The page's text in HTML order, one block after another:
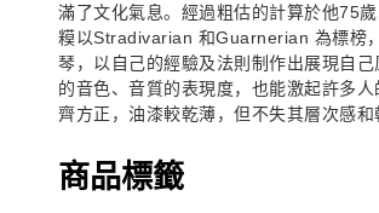
滿了文化氣息。經過粗估的計算於他75
糢以Stradivarian 和Guarnerian 為標榜
琴，以自己的經驗及法則制作出展現自
的音色、音質的表現度，也能激起許多
齊方正，油漆較乾薄，但不失其層次感和
商品標籤